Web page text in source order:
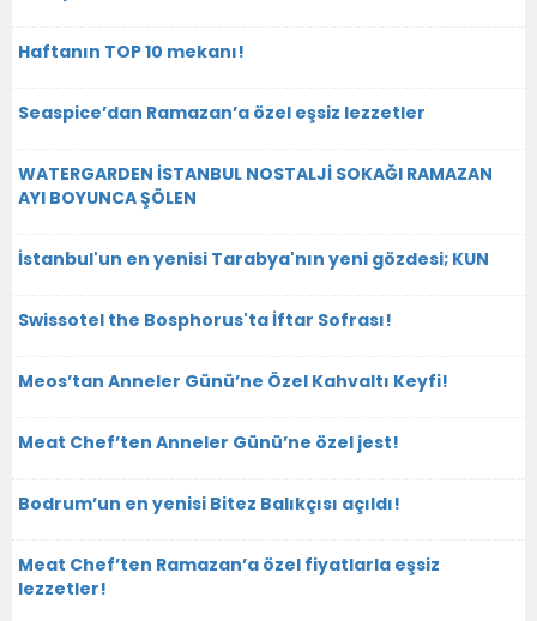
Haftanın TOP 10 mekanı!
Seaspice’dan Ramazan’a özel eşsiz lezzetler
WATERGARDEN İSTANBUL NOSTALJİ SOKAĞI RAMAZAN
AYI BOYUNCA ŞÖLEN
İstanbul'un en yenisi Tarabya'nın yeni gözdesi; KUN
Swissotel the Bosphorus'ta İftar Sofrası!
Meos’tan Anneler Günü’ne Özel Kahvaltı Keyfi!
Meat Chef’ten Anneler Günü’ne özel jest!
Bodrum’un en yenisi Bitez Balıkçısı açıldı!
Meat Chef’ten Ramazan’a özel fiyatlarla eşsiz
lezzetler!